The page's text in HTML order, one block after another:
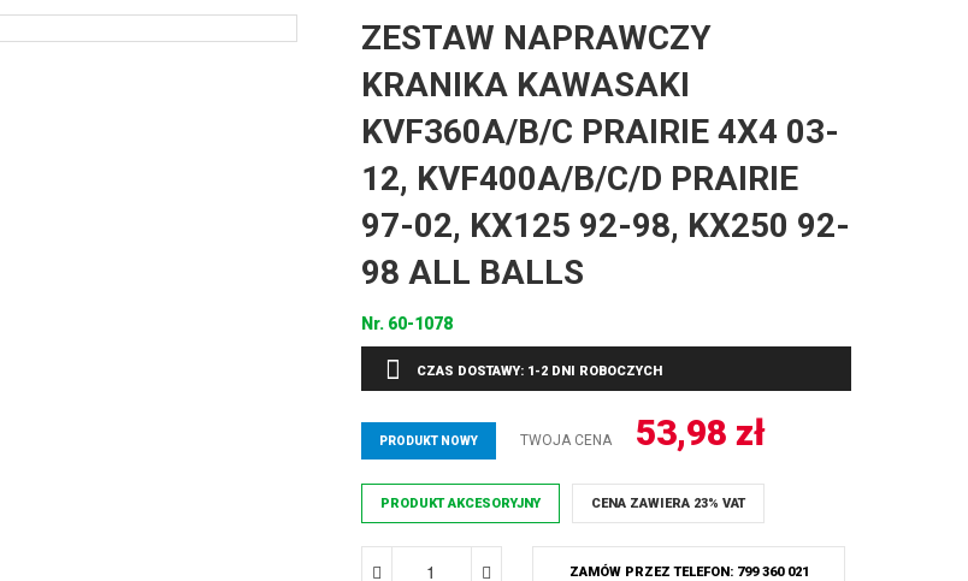
ZESTAW NAPRAWCZY
KRANIKA KAWASAKI
KVF360A/B/C PRAIRIE 4X4 03-
12, KVF400A/B/C/D PRAIRIE
97-02, KX125 92-98, KX250 92-
98 ALL BALLS
Nr. 60-1078
CZAS DOSTAWY: 1-2 DNI ROBOCZYCH
PRODUKT NOWY TWOJA CENA 53,98 zł
PRODUKT AKCESORYJNY CENA ZAWIERA 23% VAT
ZAMÓW PRZEZ TELEFON: 799 360 021